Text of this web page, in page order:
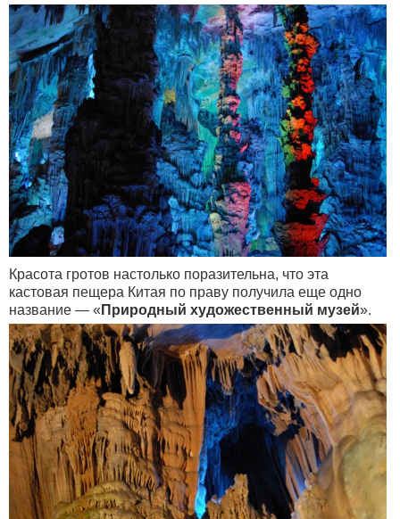
Красота гротов настолько поразительна, что эта
кастовая пещера Китая по праву получила еще одно
название — « Природный художественный музей».